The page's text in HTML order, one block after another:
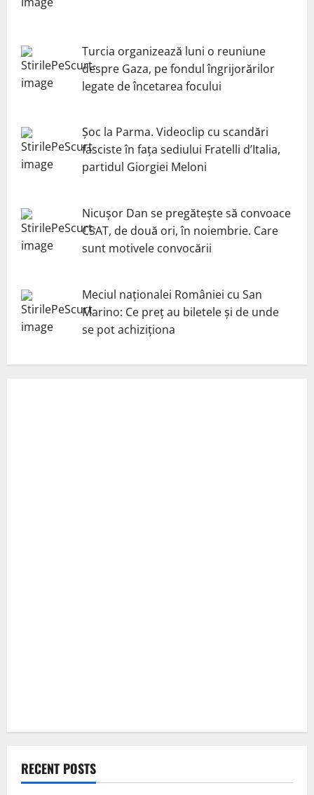
Turcia organizează luni o reuniune
despre Gaza, pe fondul îngrijorărilor
legate de încetarea focului
Șoc la Parma. Videoclip cu scandări
fasciste în fața sediului Fratelli d’Italia,
partidul Giorgiei Meloni
Nicuşor Dan se pregăteşte să convoace
CSAT, de două ori, în noiembrie. Care
sunt motivele convocării
Meciul naționalei României cu San
Marino: Ce preț au biletele și de unde
se pot achiziționa
RECENT POSTS